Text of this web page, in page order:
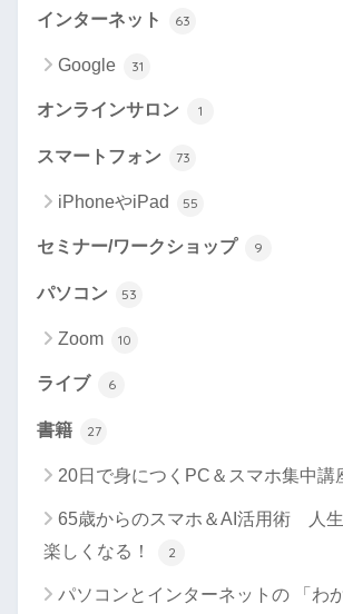
インターネット 63
Google 31
オンラインサロン 1
スマートフォン 73
iPhoneやiPad 55
セミナー/ワークショップ 9
パソコン 53
Zoom 10
ライブ 6
書籍 27
20日で身につくPC＆スマホ集中講
65歳からのスマホ＆AI活用術 人
楽しくなる！
2
パソコンとインターネットの 「わ